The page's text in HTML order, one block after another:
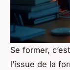
Se former,
l’issue de la